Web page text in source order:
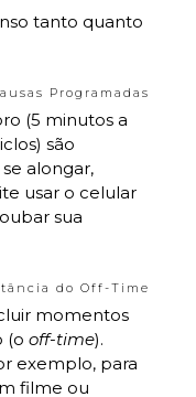
tanto quanto
Programadas
(5 minutos a
são
se alongar,
usar o celular
sua
do Off-Time
momentos
(ooff-time).
exemplo, para
filme ou